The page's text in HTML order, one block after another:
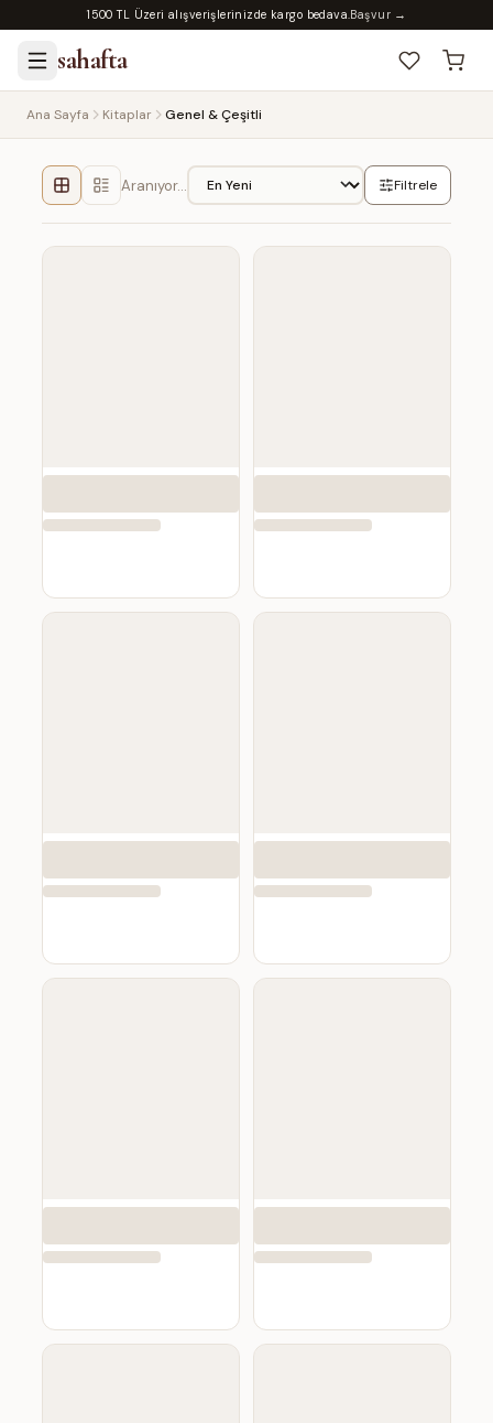
1500 TL Üzeri alışverişlerinizde kargo bedava.Başvur →
sahafta
Ana Sayfa Kitaplar Genel & Çeşitli
Aranıyor… Filtrele